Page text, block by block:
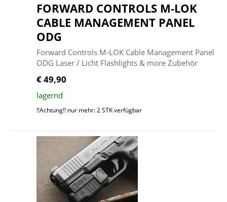
FORWARD CONTROLS M-LOK
CABLE MANAGEMENT PANEL
ODG
Forward Controls M-LOK Cable Management Panel
ODG Laser / Licht Flashlights & more Zubehör
€ 49,90
lagernd
!!Achtung!! nur mehr: 2 STK verfügbar